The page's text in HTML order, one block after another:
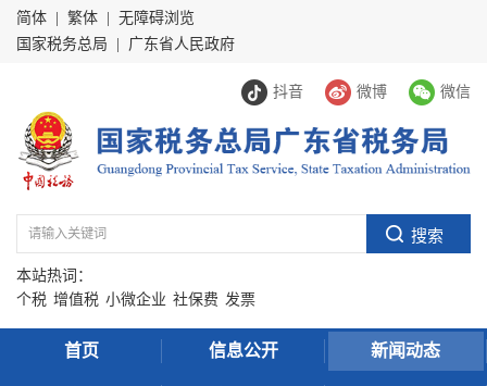
简体 繁体
无障碍浏览
国家税务总局
广东省人民政府
抖音 微博 微信
本站热词：
个税 增值税 小微企业 社保费 发票
首页 信息公开 新闻动态